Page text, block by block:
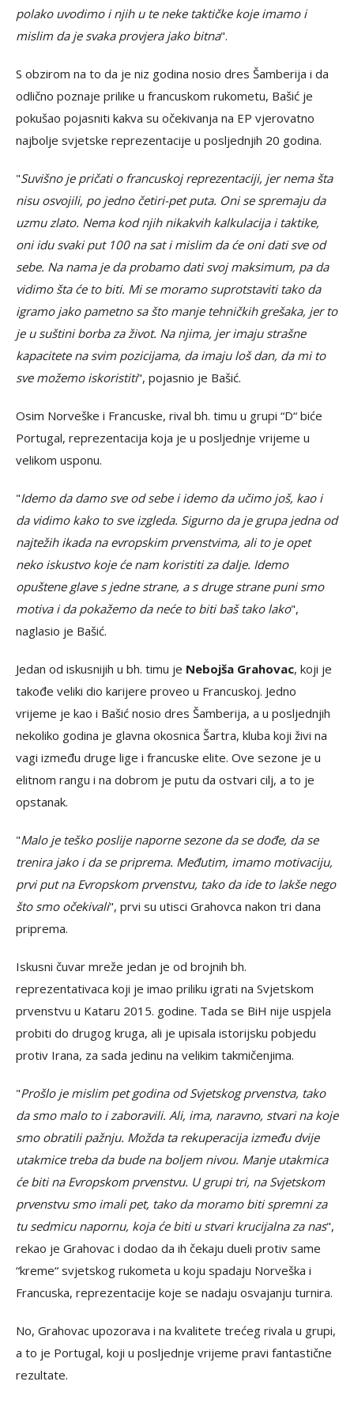
polako uvodimo i njih u te neke taktičke koje imamo i
mislim da je svaka provjera jako bitna".
S obzirom na to da je niz godina nosio dres Šamberija i da
odlično poznaje prilike u francuskom rukometu, Bašić je
pokušao pojasniti kakva su očekivanja na EP vjerovatno
najbolje svjetske reprezentacije u posljednjih 20 godina.
"Suvišno je pričati o francuskoj reprezentaciji, jer nema šta
nisu osvojili, po jedno četiri-pet puta. Oni se spremaju da
uzmu zlato. Nema kod njih nikakvih kalkulacija i taktike,
oni idu svaki put 100 na sat i mislim da će oni dati sve od
sebe. Na nama je da probamo dati svoj maksimum, pa da
vidimo šta će to biti. Mi se moramo suprotstaviti tako da
igramo jako pametno sa što manje tehničkih grešaka, jer to
je u suštini borba za život. Na njima, jer imaju strašne
kapacitete na svim pozicijama, da imaju loš dan, da mi to
sve možemo iskoristiti", pojasnio je Bašić.
Osim Norveške i Francuske, rival bh. timu u grupi “D“ biće
Portugal, reprezentacija koja je u posljednje vrijeme u
velikom usponu.
"Idemo da damo sve od sebe i idemo da učimo još, kao i
da vidimo kako to sve izgleda. Sigurno da je grupa jedna od
najtežih ikada na evropskim prvenstvima, ali to je opet
neko iskustvo koje će nam koristiti za dalje. Idemo
opuštene glave s jedne strane, a s druge strane puni smo
motiva i da pokažemo da neće to biti baš tako lako",
naglasio je Bašić.
Jedan od iskusnijih u bh. timu je Nebojša Grahovac, koji je
takođe veliki dio karijere proveo u Francuskoj. Jedno
vrijeme je kao i Bašić nosio dres Šamberija, a u posljednjih
nekoliko godina je glavna okosnica Šartra, kluba koji živi na
vagi između druge lige i francuske elite. Ove sezone je u
elitnom rangu i na dobrom je putu da ostvari cilj, a to je
opstanak.
"Malo je teško poslije naporne sezone da se dođe, da se
trenira jako i da se priprema. Međutim, imamo motivaciju,
prvi put na Evropskom prvenstvu, tako da ide to lakše nego
što smo očekivali", prvi su utisci Grahovca nakon tri dana
priprema.
Iskusni čuvar mreže jedan je od brojnih bh.
reprezentativaca koji je imao priliku igrati na Svjetskom
prvenstvu u Kataru 2015. godine. Tada se BiH nije uspjela
probiti do drugog kruga, ali je upisala istorijsku pobjedu
protiv Irana, za sada jedinu na velikim takmičenjima.
"Prošlo je mislim pet godina od Svjetskog prvenstva, tako
da smo malo to i zaboravili. Ali, ima, naravno, stvari na koje
smo obratili pažnju. Možda ta rekuperacija između dvije
utakmice treba da bude na boljem nivou. Manje utakmica
će biti na Evropskom prvenstvu. U grupi tri, na Svjetskom
prvenstvu smo imali pet, tako da moramo biti spremni za
tu sedmicu napornu, koja će biti u stvari krucijalna za nas",
rekao je Grahovac i dodao da ih čekaju dueli protiv same
“kreme“ svjetskog rukometa u koju spadaju Norveška i
Francuska, reprezentacije koje se nadaju osvajanju turnira.
No, Grahovac upozorava i na kvalitete trećeg rivala u grupi,
a to je Portugal, koji u posljednje vrijeme pravi fantastične
rezultate.